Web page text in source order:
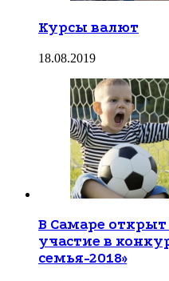
Курсы валют
18.08.2019
В Самаре
участие в
семья-2018»